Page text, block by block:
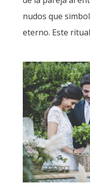
nudos que
eterno. Este